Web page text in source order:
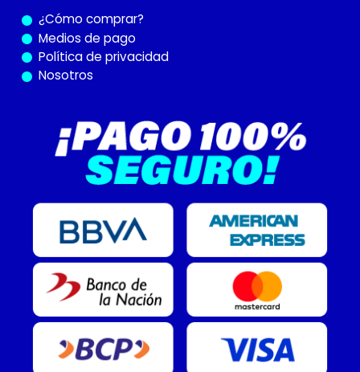
¿Cómo comprar?
Medios de pago
Política de privacidad
Nosotros